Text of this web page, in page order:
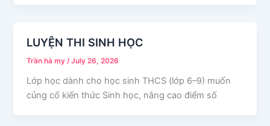
LUYỆN THI SINH HỌC
Trần hà my /July 26, 2026
Lớp học dành cho học sinh THCS (lớp 6–9) muốn
củng cố kiến thức Sinh học, nâng cao điểm số